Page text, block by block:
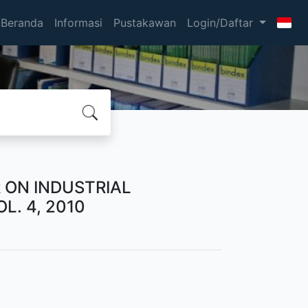
Beranda Informasi Pustakawan Login/Daftar
INDUSTRIAL
4, 2010